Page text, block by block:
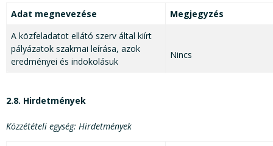
Adat megnevezése
Megjegyzés
A közfeladatot ellátó szerv által kiírt
pályázatok szakmai leírása, azok
eredményei és indokolásuk
Nincs
2.8. Hirdetmények
Közzétételi egység: Hirdetmények